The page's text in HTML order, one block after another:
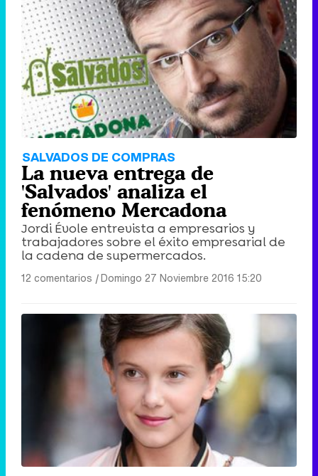
SALVADOS DE COMPRAS
La nueva entrega de
'Salvados' analiza el
fenómeno Mercadona
Jordi Évole entrevista a empresarios y
trabajadores sobre el éxito empresarial de
la cadena de supermercados.
12 comentarios |Domingo 27 Noviembre 2016 15:20